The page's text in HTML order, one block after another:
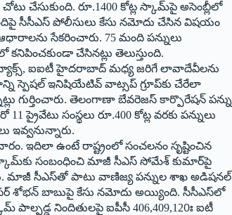
చేసుకుంది. రూ.1400 కోట్ల స్కామ్‌పై అసెంబ్లీలో
సీసీఎస్‌ పోలీసులు కేసు నమోదు చేసిన విషయం
సేకరించారు. 75 మంది పన్నులు
చేసినట్లు తెలుస్తుంది.
ట్యాక్స్‌, ఐఐటీ హైదరాబాద్‌ మధ్య జరిగే లావాదేవీలను
స్పెషల్‌ ఇనిషియేటివ్‌ వాట్సప్‌ గ్రూప్‌కు చేరేలా
తెలంగాణా బేవరెజస్‌ కార్పొరేషన్‌ పన్ను
సంస్థలు రూ.400 కోట్ల వరకు పన్నులు
ఇవ్వనున్నారు.
ఇదిలా ఉంటే రాష్ట్రంలో సంచలనం సృష్టించిన
సంబంధించి మాజీ సీఎస్‌ సోమేశ్‌ కుమార్‌పై
మాజీ సీఎస్‌తో పాటు వాణిజ్య పన్నుల శాఖ అడిషనల్‌
శోభన్‌ బాబుపై కేసు నమోదు అయ్యింది. సీసీఎస్‌లో
నిందితులపై ఐపీసీ 406,409,120ః ఐటీ